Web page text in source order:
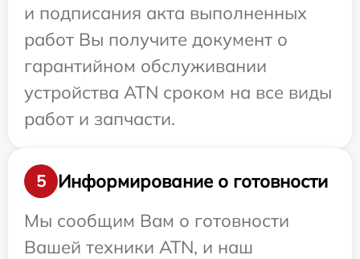
и подписания акта выполненных
работ Вы получите документ о
гарантийном обслуживании
устройства ATN сроком на все виды
работ и запчасти.
5
Информирование о готовности
Мы сообщим Вам о готовности
Вашей техники ATN, и наш